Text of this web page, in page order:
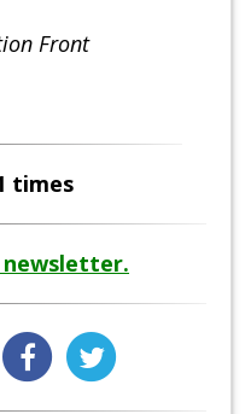
Front
times
newsletter.